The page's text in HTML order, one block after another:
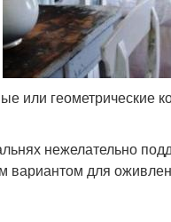
или геометрические
нежелательно
вариантом для